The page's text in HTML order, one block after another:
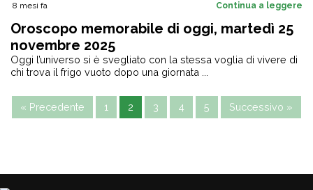
8 mesi fa Continua a leggere
Oroscopo memorabile di oggi, martedì 25
novembre 2025
Oggi l’universo si è svegliato con la stessa voglia di vivere di
chi trova il frigo vuoto dopo una giornata ...
« Precedente 1 2 3 4 5 Successivo »